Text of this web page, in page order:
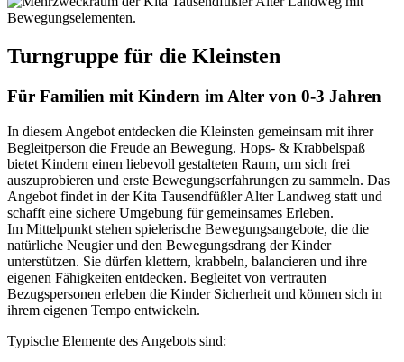
Turngruppe für die Kleinsten
Für Familien mit Kindern im Alter von 0-3 Jahren
In diesem Angebot entdecken die Kleinsten gemeinsam mit ihrer
Begleitperson die Freude an Bewegung. Hops- & Krabbelspaß
bietet Kindern einen liebevoll gestalteten Raum, um sich frei
auszuprobieren und erste Bewegungserfahrungen zu sammeln. Das
Angebot findet in der Kita Tausendfüßler Alter Landweg statt und
schafft eine sichere Umgebung für gemeinsames Erleben.
Im Mittelpunkt stehen spielerische Bewegungsangebote, die die
natürliche Neugier und den Bewegungsdrang der Kinder
unterstützen. Sie dürfen klettern, krabbeln, balancieren und ihre
eigenen Fähigkeiten entdecken. Begleitet von vertrauten
Bezugspersonen erleben die Kinder Sicherheit und können sich in
ihrem eigenen Tempo entwickeln.
Typische Elemente des Angebots sind: